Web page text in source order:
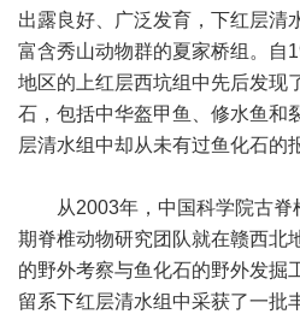
出露良好、广泛发育，下红层清
富含秀山动物群的夏家桥组。自
地区的上红层西坑组中先后发现
石，包括中华盔甲鱼、修水鱼和
层清水组中却从未有过鱼化石的
从2003年，中国科学院古脊
期脊椎动物研究团队就在赣西北
的野外考察与鱼化石的野外发掘
留系下红层清水组中采获了一批